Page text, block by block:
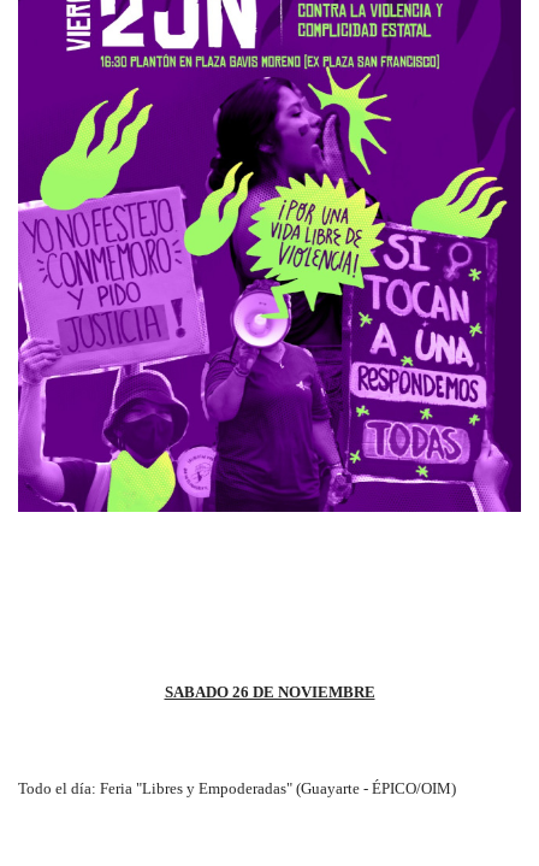
SABADO 26 DE NOVIEMBRE
Todo el día: Feria "Libres y Empoderadas" (Guayarte - ÉPICO/OIM)